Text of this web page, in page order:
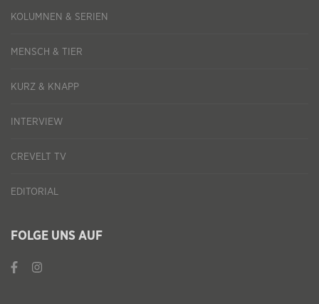
KOLUMNEN & SERIEN
MENSCH & TIER
KURZ & KNAPP
INTERVIEW
CREVELT TV
EDITORIAL
FOLGE UNS AUF